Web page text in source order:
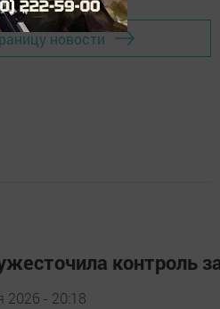
новости
контроль
2026 - 20:18